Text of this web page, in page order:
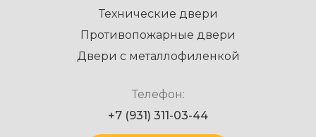
Технические двери
Противопожарные двери
Двери с металлофиленкой
Телефон:
+7 (931) 311-03-44